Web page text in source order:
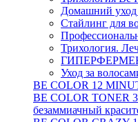
Домашний уход
Стайлинг для
Трихология.
Уход за
BE COLOR 12
BE COLOR TONER
безаммиачный